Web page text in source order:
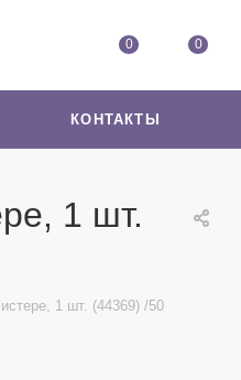
0 0
КОНТАКТЫ
1 шт.
1 шт. (44369) /50